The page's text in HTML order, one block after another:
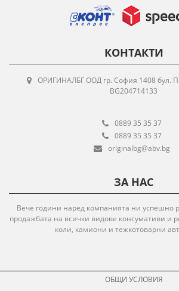
КОНТАКТИ
ОРИГИНАЛБГ ООД гр. София 1408 бул.
BG204714133
0889 35 35 37
0889 35 35 37
originalbg@abv.bg
ЗА НАС
Вече години наред компанията ни успешно
продажбата на всички видове консумативи и
коли, камиони и тежкотоварни
ОБЩИ УСЛОВИЯ